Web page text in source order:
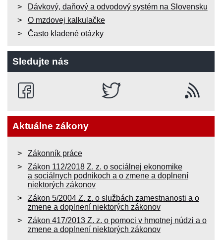
Dávkový, daňový a odvodový systém na Slovensku
O mzdovej kalkulačke
Často kladené otázky
Sledujte nás
Aktuálne zákony
Zákonník práce
Zákon 112/2018 Z. z. o sociálnej ekonomike
a sociálnych podnikoch a o zmene a doplnení
niektorých zákonov
Zákon 5/2004 Z. z. o službách zamestnanosti a o
zmene a doplnení niektorých zákonov
Zákon 417/2013 Z. z. o pomoci v hmotnej núdzi a o
zmene a doplnení niektorých zákonov